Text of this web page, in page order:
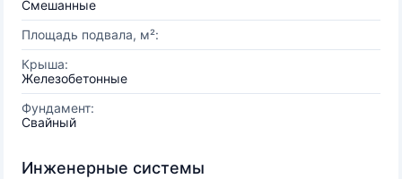
Смешанные
Площадь подвала, м²:
Крыша:
Железобетонные
Фундамент:
Свайный
Инженерные системы